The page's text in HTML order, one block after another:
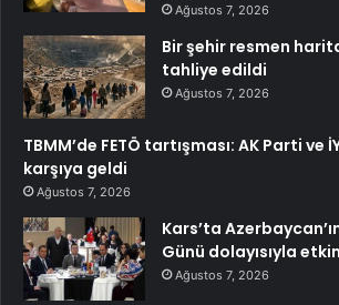
Ağustos 7, 2026
Bir şehir resmen
tahliye edildi
Ağustos 7, 2026
TBMM’de FETÖ tartışması: AK Parti ve
karşıya geldi
Ağustos 7, 2026
Kars’ta
Günü dolayısıyla
Ağustos 7, 2026